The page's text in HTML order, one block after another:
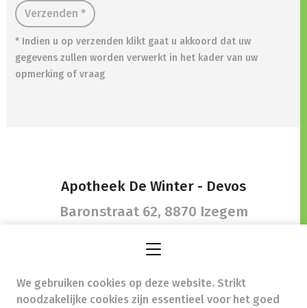
Verzenden *
* Indien u op verzenden klikt gaat u akkoord dat uw
gegevens zullen worden verwerkt in het kader van uw
opmerking of vraag
Apotheek De Winter - Devos
Baronstraat 62, 8870 Izegem
apotheek@dewinterdevos.be - Ondernemingsnummer
We gebruiken cookies op deze website. Strikt
noodzakelijke cookies zijn essentieel voor het goed